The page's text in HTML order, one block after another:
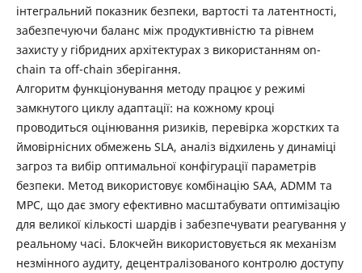
інтегральний показник безпеки, вартості та латентності,
забезпечуючи баланс між продуктивністю та рівнем
захисту у гібридних архітектурах з використанням on-
chain та off-chain зберігання.
Алгоритм функціонування методу працює у режимі
замкнутого циклу адаптації: на кожному кроці
проводиться оцінювання ризиків, перевірка жорстких та
ймовірнісних обмежень SLA, аналіз відхилень у динаміці
загроз та вибір оптимальної конфігурації параметрів
безпеки. Метод використовує комбінацію SAA, ADMM та
MPC, що дає змогу ефективно масштабувати оптимізацію
для великої кількості шардів і забезпечувати реагування у
реальному часі. Блокчейн використовується як механізм
незмінного аудиту, децентралізованого контролю доступу